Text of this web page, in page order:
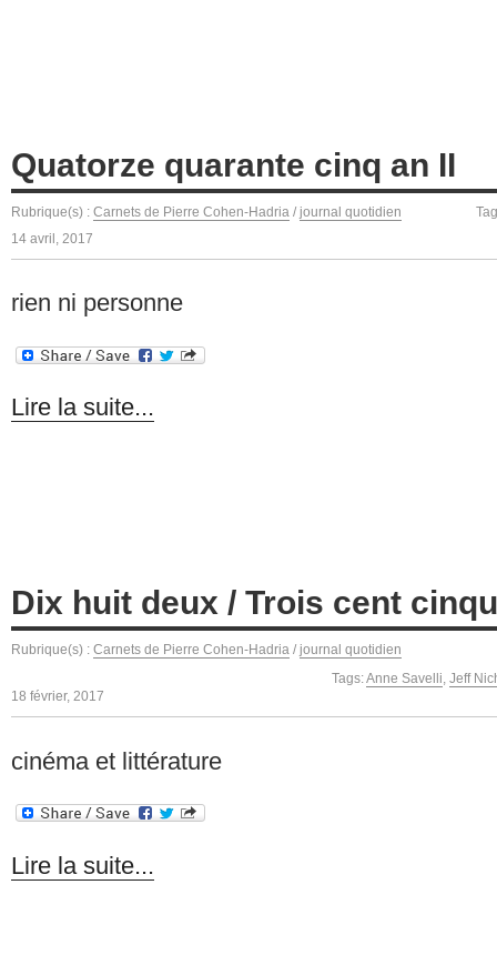
Quatorze quarante cinq an II
Rubrique(s) : Carnets de Pierre Cohen-Hadria / journal quotidien
14 avril, 2017
rien ni personne
Lire la suite...
Dix huit deux / Trois cent
Rubrique(s) : Carnets de Pierre Cohen-Hadria / journal quotidien
Tags:Anne Savelli, Jeff
18 février, 2017
cinéma et littérature
Lire la suite...